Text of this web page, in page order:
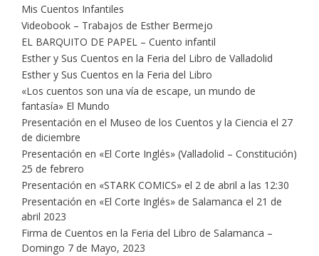
Mis Cuentos Infantiles
Videobook – Trabajos de Esther Bermejo
EL BARQUITO DE PAPEL – Cuento infantil
Esther y Sus Cuentos en la Feria del Libro de Valladolid
Esther y Sus Cuentos en la Feria del Libro
«Los cuentos son una vía de escape, un mundo de
fantasía» El Mundo
Presentación en el Museo de los Cuentos y la Ciencia el 27
de diciembre
Presentación en «El Corte Inglés» (Valladolid – Constitución)
25 de febrero
Presentación en «STARK COMICS» el 2 de abril a las 12:30
Presentación en «El Corte Inglés» de Salamanca el 21 de
abril 2023
Firma de Cuentos en la Feria del Libro de Salamanca –
Domingo 7 de Mayo, 2023